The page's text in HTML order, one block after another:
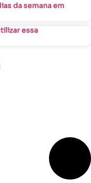
da semana em
essa